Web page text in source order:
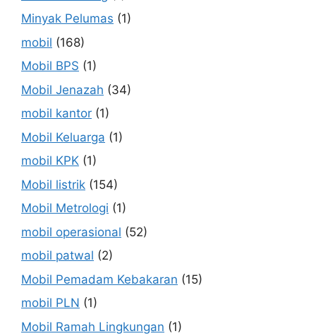
Minyak Pelumas (1)
mobil (168)
Mobil BPS (1)
Mobil Jenazah (34)
mobil kantor (1)
Mobil Keluarga (1)
mobil KPK (1)
Mobil listrik (154)
Mobil Metrologi (1)
mobil operasional (52)
mobil patwal (2)
Mobil Pemadam Kebakaran (15)
mobil PLN (1)
Mobil Ramah Lingkungan (1)